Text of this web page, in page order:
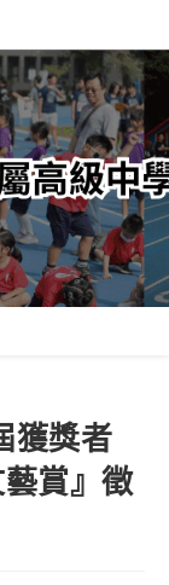
獲獎者
賞』徵